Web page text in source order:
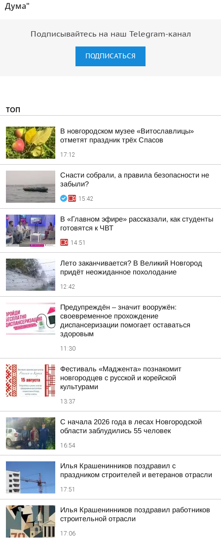
Дума"
Подписывайтесь на наш Telegram-канал
ПОДПИСАТЬСЯ
ТОП
В новгородском музее «Витославлицы»
отметят праздник трёх Спасов
17:12
Снасти собрали, а правила безопасности не
забыли?
15:42
В «Главном эфире» рассказали, как студенты
готовятся к ЧВТ
14:51
Лето заканчивается? В Великий Новгород
придёт неожиданное похолодание
12:42
Предупреждён – значит вооружён:
своевременное прохождение
диспансеризации помогает оставаться
здоровым
11:30
Фестиваль «Маджента» познакомит
новгородцев с русской и корейской
культурами
13:37
С начала 2026 года в лесах Новгородской
области заблудились 55 человек
16:54
Илья Крашенинников поздравил с
праздником строителей и ветеранов отрасли
17:51
Илья Крашенинников поздравил работников
строительной отрасли
17:06